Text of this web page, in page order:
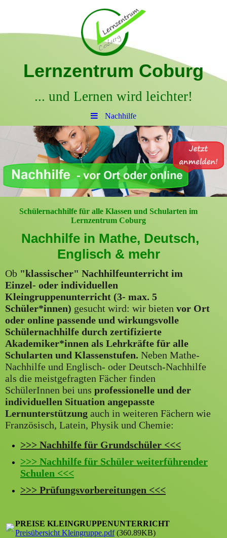
Lernzentrum Coburg
... und Lernen wird leichter!
Nachhilfe
Schülernachhilfe für alle Klassen und Schularten im
Lernzentrum Coburg
Nachhilfe in Mathe, Deutsch,
Englisch & mehr
Ob "klassischer" Nachhilfeunterricht im
Einzel- oder individuellen
Kleingruppenunterricht (3- max. 5
Schüler*innen) gesucht wird: wir bieten vor Ort
oder online passende und wirkungsvolle
Schülernachhilfe durch zertifizierte
Akademiker*innen als Lehrkräfte für alle
Schularten und Klassenstufen. Neben Mathe-
Nachhilfe und Englisch- oder Deutsch-Nachhilfe
als die meistgefragten Fächer finden
SchülerInnen bei uns professionelle und der
individuellen Situation angepasste
Lernunterstützung auch in weiteren Fächern wie
Französisch, Latein, Physik und Chemie:
>>> Nachhilfe für Grundschüler <<<
>>> Nachhilfe für Schüler weiterführender
Schulen <<<
>>> Prüfungsvorbereitungen <<<
PREISE KLEINGRUPPENUNTERRICHT
Preisübersicht Kleingruppe.pdf(360.89KB)